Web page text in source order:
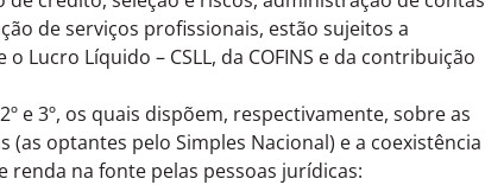
de serviços profissionais, estão sujeitos a
Lucro Líquido – CSLL, da COFINS e da contribuição
e 3º, os quais dispõem, respectivamente, sobre as
optantes pelo Simples Nacional) e a coexistência
na fonte pelas pessoas jurídicas: